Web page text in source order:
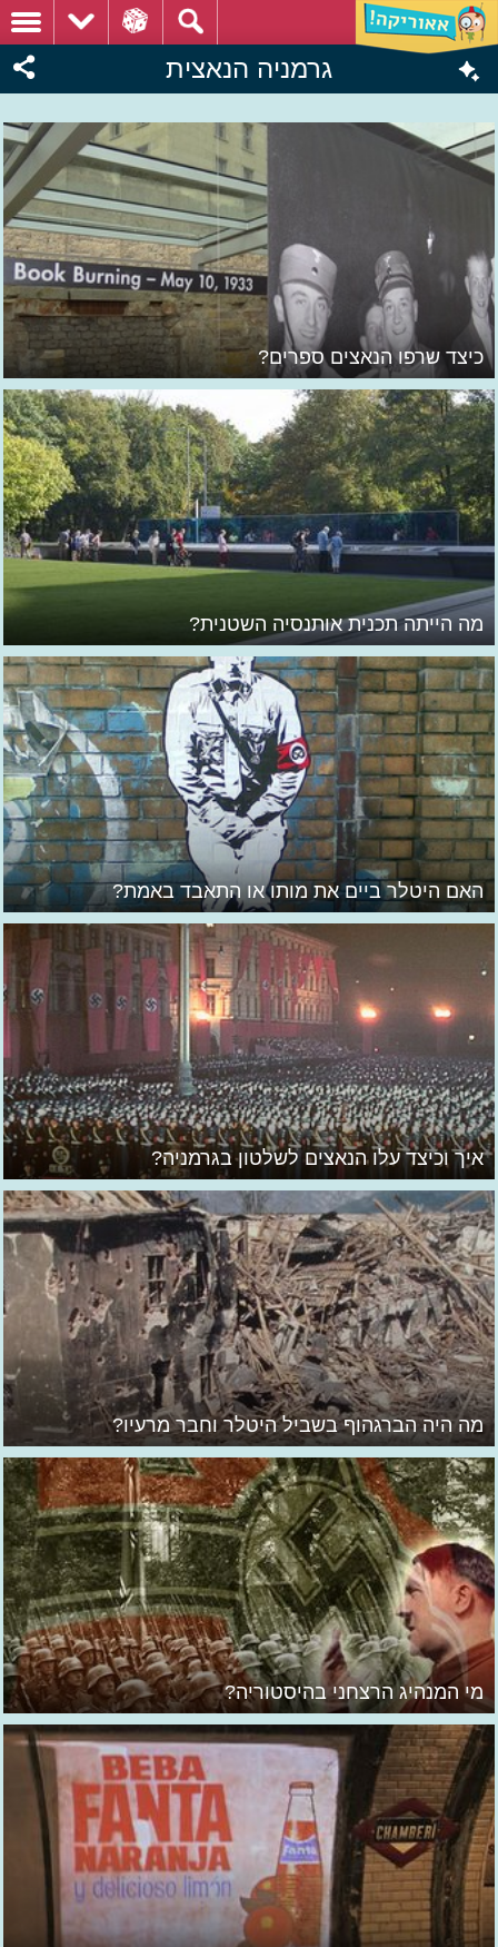
גרמניה הנאצית
כיצד שרפו הנאצים ספרים?
מה הייתה תכנית אותנסיה השטנית?
האם היטלר ביים את מותו או התאבד באמת?
איך וכיצד עלו הנאצים לשלטון בגרמניה?
מה היה הברגהוף בשביל היטלר וחבר מרעיו?
מי המנהיג הרצחני בהיסטוריה?